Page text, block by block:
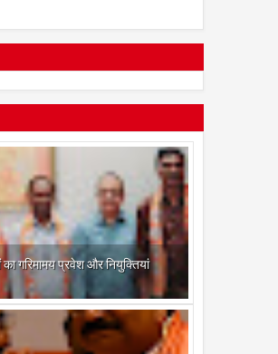
का गरिमामय प्रवेश और नियुक्तियां